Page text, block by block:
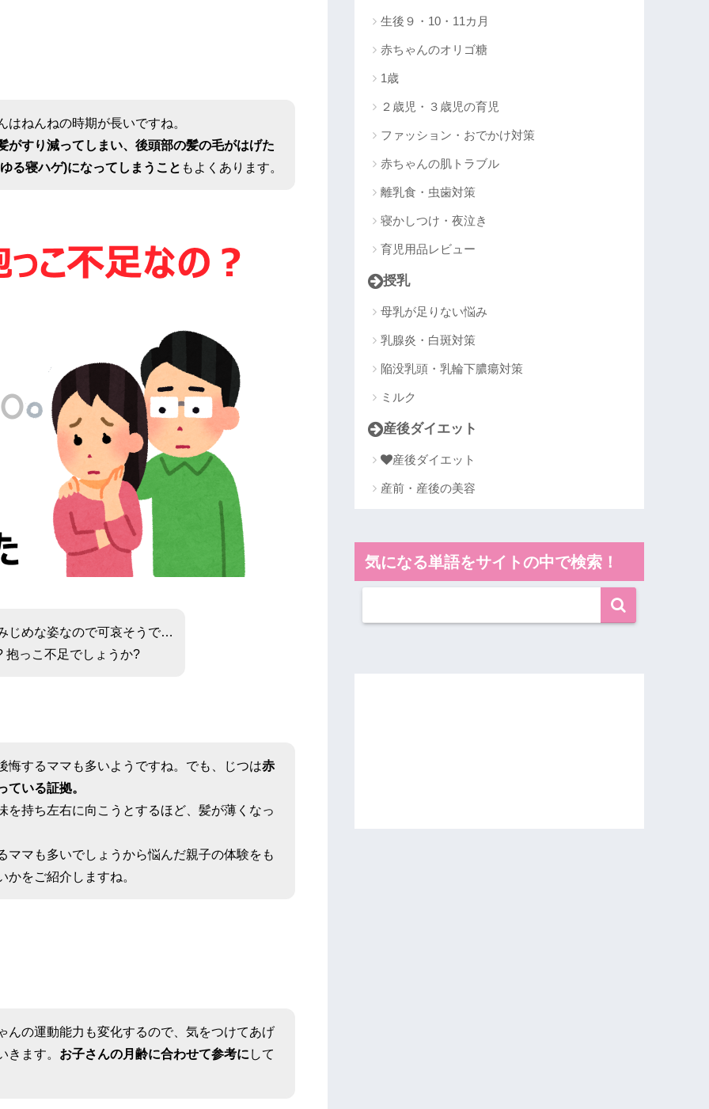
ねんねの時期が長いですね。
がすり減ってしまい、後頭部の髪の毛がはげた
る寝ハゲ)になってしまうこと もよくあります。
じめな姿なので可哀そうで…
抱っこ不足でしょうか?
悔するママも多いようですね。でも、じつは赤
ている証拠。
を持ち左右に向こうとするほど、髪が薄くなっ
ママも多いでしょうから悩んだ親子の体験をも
をご紹介しますね。
んの運動能力も変化するので、気をつけてあげ
きます。 お子さんの月齢に合わせて参考に して
生後９・10・11カ月
赤ちゃんのオリゴ糖
1歳
２歳児・３歳児の育児
ファッション・おでかけ対策
赤ちゃんの肌トラブル
離乳食・虫歯対策
寝かしつけ・夜泣き
育児用品レビュー
授乳
母乳が足りない悩み
乳腺炎・白斑対策
陥没乳頭・乳輪下膿瘍対策
ミルク
産後ダイエット
産後ダイエット
産前・産後の美容
気になる単語をサイトの中で検索！